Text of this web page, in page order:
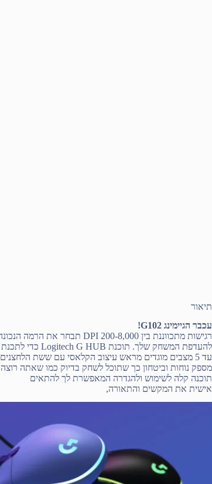
תיאור
עכבר הגיימינג G102!
רגישות מתכווננת בין 200-8,000 DPI תבחר את הרמה הנכונה שמתאימה
להעדפת המשחק שלך. תוכנת Logitech G HUB כדי לתכנת
עד 5 מצבים מוגדים מראש עיצוב הקלאסי עם ששת הלחצנים
מספק נוחות וביטחון כך שתוכל לשחק בדיוק כמו שאתה רוצה
תוכנה קלה לשימוש ולהגדרה המאפשרת לך להתאים
אישית את המקשים והתאורה,